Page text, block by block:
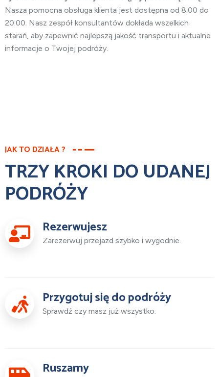
Nasza pomocna obsługa klienta jest dostępna od 8:00 do
20:00. Nasz zespół konsultantów dokłada wszelkich
starań, aby zapewnić najlepszą jakość transportu i aktualne
informacje o Twojej podróży.
JAK TO DZIAŁA ?
TRZY KROKI DO UDANEJ
PODRÓŻY
Rezerwujesz
Zarezerwuj przejazd szybko i wygodnie.
Przygotuj się do podróży
Sprawdź czy masz już wszystko.
Ruszamy